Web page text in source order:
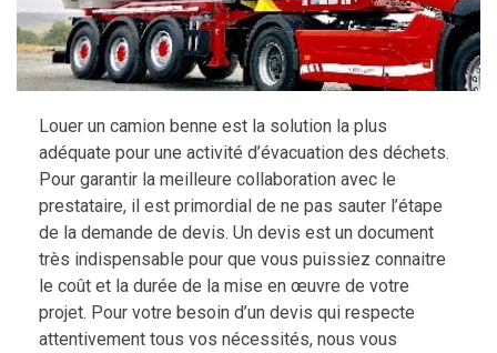
Louer un camion benne est la solution la plus
adéquate pour une activité d’évacuation des déchets.
Pour garantir la meilleure collaboration avec le
prestataire, il est primordial de ne pas sauter l’étape
de la demande de devis. Un devis est un document
très indispensable pour que vous puissiez connaitre
le coût et la durée de la mise en œuvre de votre
projet. Pour votre besoin d’un devis qui respecte
attentivement tous vos nécessités, nous vous